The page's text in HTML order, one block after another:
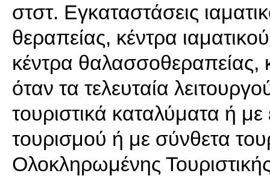
στστ. Εγκαταστάσεις
θεραπείας, κέντρα
κέντρα
όταν τα τελευταία
τουριστικά καταλύματα ή με
τουρισμού ή με σύνθετα
Ολοκληρωμένης